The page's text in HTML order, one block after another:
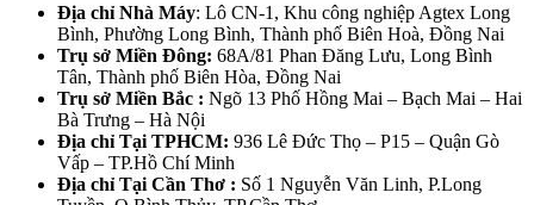
Địa chỉ Nhà Máy: Lô CN-1, Khu công nghiệp Agtex Long
Bình, Phường Long Bình, Thành phố Biên Hoà, Đồng Nai
Trụ sở Miền Đông: 68A/81 Phan Đăng Lưu, Long Bình
Tân, Thành phố Biên Hòa, Đồng Nai
Trụ sở Miền Bắc : Ngõ 13 Phố Hồng Mai – Bạch Mai – Hai
Bà Trưng – Hà Nội
Địa chỉ Tại TPHCM: 936 Lê Đức Thọ – P15 – Quận Gò
Vấp – TP.Hồ Chí Minh
Địa chỉ Tại Cần Thơ : Số 1 Nguyễn Văn Linh, P.Long